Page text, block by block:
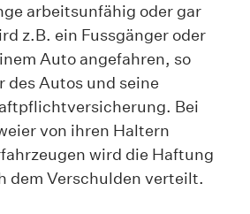
arbeitsunfähig oder gar
z.B. ein Fussgänger oder
Auto angefahren, so
des Autos und seine
Bei
von ihren Haltern
wird die Haftung
dem Verschulden verteilt.